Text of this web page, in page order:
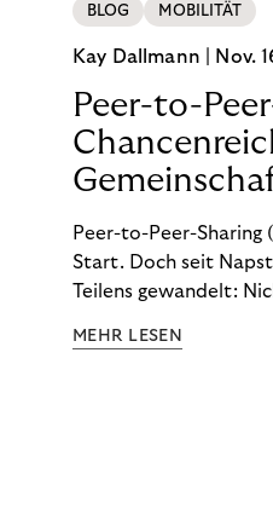
BLOG MOBILITÄT
Kay Dallmann | Nov.
Peer-to-
Peer-to-Peer-Sharing
Start. Doch seit
Teilens gewandelt:
wird, hat sich
MEHR LESEN